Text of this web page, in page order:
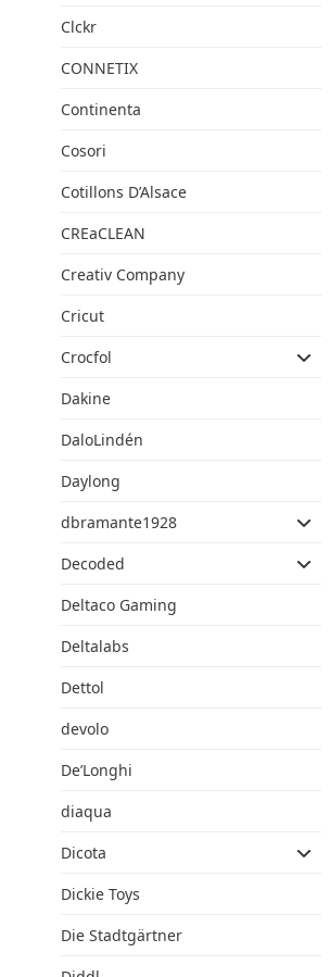
Clckr
CONNETIX
Continenta
Cosori
Cotillons D’Alsace
CREaCLEAN
Creativ Company
Cricut
Crocfol
Dakine
DaloLindén
Daylong
dbramante1928
Decoded
Deltaco Gaming
Deltalabs
Dettol
devolo
De’Longhi
diaqua
Dicota
Dickie Toys
Die Stadtgärtner